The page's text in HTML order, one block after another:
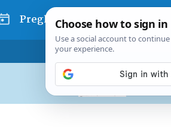
Pregled dana
Već od